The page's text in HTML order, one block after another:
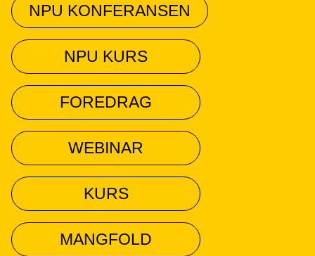
NPU KONFERANSEN
NPU KURS
FOREDRAG
WEBINAR
KURS
MANGFOLD